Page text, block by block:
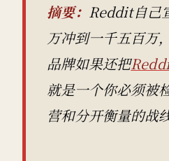
摘要： Reddit自己
万冲到一千五百万
品牌如果还把
就是一个你必须被
营和分开衡量的战线